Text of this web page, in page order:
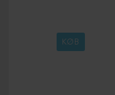
KØB